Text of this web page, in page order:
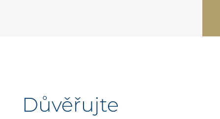
Důvěřujte